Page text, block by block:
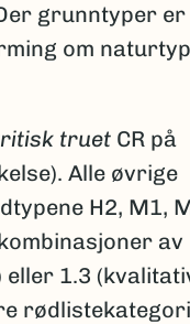
grunntyper er
om
truet CR på
Alle øvrige
H2, M1,
av
1.3